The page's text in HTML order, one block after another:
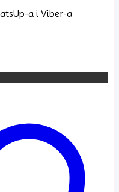
a i Viber-a